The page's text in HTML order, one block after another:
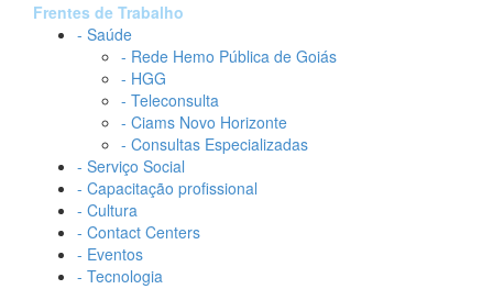
Frentes de Trabalho
- Saúde
- Rede Hemo Pública de Goiás
- HGG
- Teleconsulta
- Ciams Novo Horizonte
- Consultas Especializadas
- Serviço Social
- Capacitação profissional
- Cultura
- Contact Centers
- Eventos
- Tecnologia